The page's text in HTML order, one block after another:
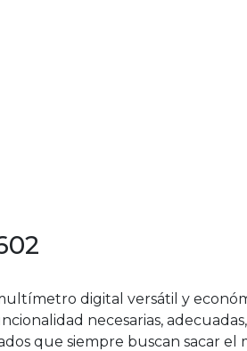
digital versátil y
necesarias,
que siempre buscan sacar el